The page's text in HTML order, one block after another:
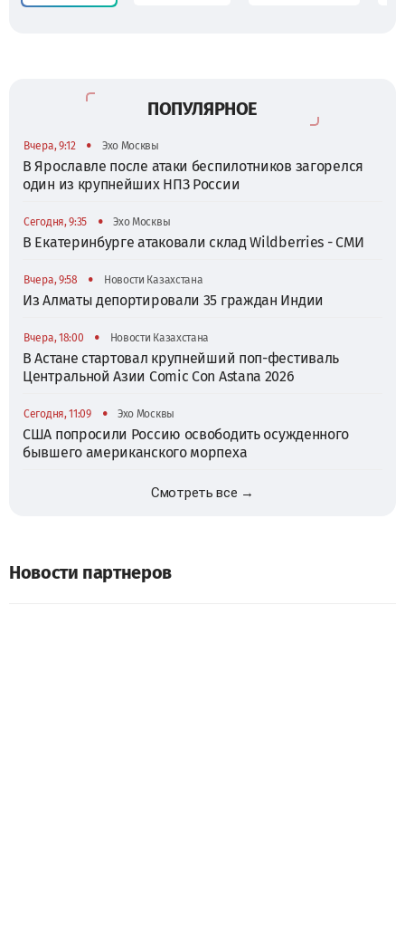
ПОПУЛЯРНОЕ
Вчера, 9:12 • Эхо Москвы
В Ярославле после атаки беспилотников загорелся
один из крупнейших НПЗ России
Сегодня, 9:35 • Эхо Москвы
В Екатеринбурге атаковали склад Wildberries - СМИ
Вчера, 9:58 • Новости Казахстана
Из Алматы депортировали 35 граждан Индии
Вчера, 18:00 • Новости Казахстана
В Астане стартовал крупнейший поп-фестиваль
Центральной Азии Comic Con Astana 2026
Сегодня, 11:09 • Эхо Москвы
США попросили Россию освободить осужденного
бывшего американского морпеха
Смотреть все →
Новости партнеров